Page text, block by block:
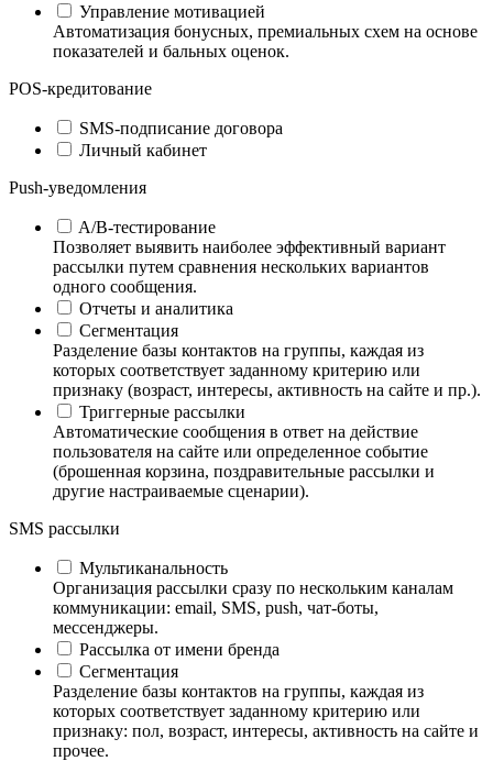
Управление мотивацией
Автоматизация бонусных, премиальных схем на основе
показателей и бальных оценок.
POS-кредитование
SMS-подписание договора
Личный кабинет
Push-уведомления
A/B-тестирование
Позволяет выявить наиболее эффективный вариант
рассылки путем сравнения нескольких вариантов
одного сообщения.
Отчеты и аналитика
Сегментация
Разделение базы контактов на группы, каждая из
которых соответствует заданному критерию или
признаку (возраст, интересы, активность на сайте и пр.).
Триггерные рассылки
Автоматические сообщения в ответ на действие
пользователя на сайте или определенное событие
(брошенная корзина, поздравительные рассылки и
другие настраиваемые сценарии).
SMS рассылки
Мультиканальность
Организация рассылки сразу по нескольким каналам
коммуникации: email, SMS, push, чат-боты,
мессенджеры.
Рассылка от имени бренда
Сегментация
Разделение базы контактов на группы, каждая из
которых соответствует заданному критерию или
признаку: пол, возраст, интересы, активность на сайте и
прочее.